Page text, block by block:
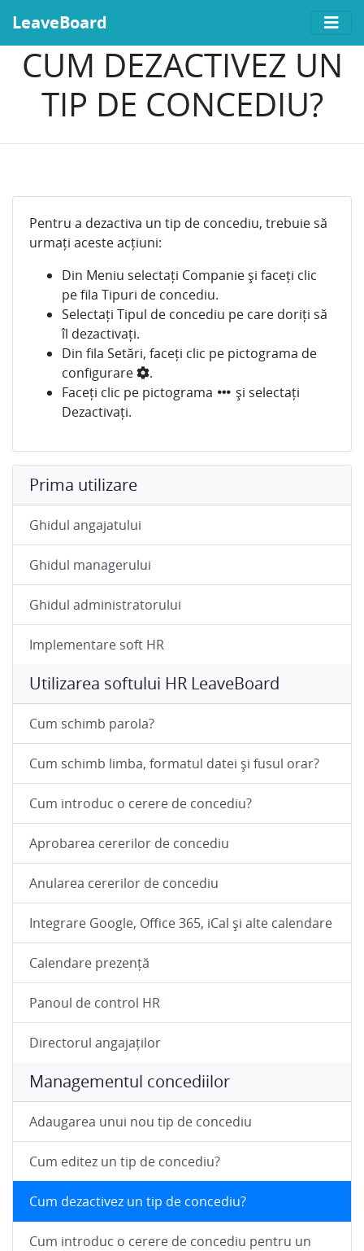
LeaveBoard
CUM DEZACTIVEZ UN
TIP DE CONCEDIU?
Pentru a dezactiva un tip de concediu, trebuie să
urmați aceste acțiuni:
Din Meniu selectați Companie și faceți clic
pe fila Tipuri de concediu.
Selectați Tipul de concediu pe care doriți să
îl dezactivați.
Din fila Setări, faceți clic pe pictograma de
configurare
.
Faceți clic pe pictograma
și selectați
Dezactivați.
Prima utilizare
Ghidul angajatului
Ghidul managerului
Ghidul administratorului
Implementare soft HR
Utilizarea softului HR LeaveBoard
Cum schimb parola?
Cum schimb limba, formatul datei și fusul orar?
Cum introduc o cerere de concediu?
Aprobarea cererilor de concediu
Anularea cererilor de concediu
Integrare Google, Office 365, iCal și alte calendare
Calendare prezență
Panoul de control HR
Directorul angajaților
Managementul concediilor
Adaugarea unui nou tip de concediu
Cum editez un tip de concediu?
Cum dezactivez un tip de concediu?
Cum introduc o cerere de concediu pentru un